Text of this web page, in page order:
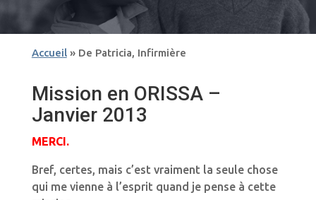
Accueil» De Patricia, Infirmière
Mission en ORISSA –
Janvier 2013
MERCI.
Bref, certes, mais c’est vraiment la seule chose
qui me vienne à l’esprit quand je pense à cette